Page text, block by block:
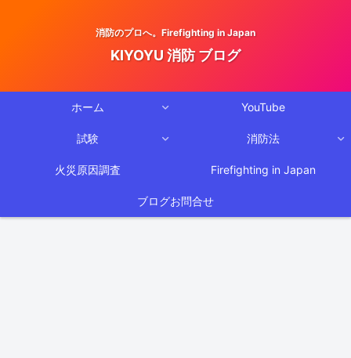
消防のプロへ。Firefighting in Japan
KIYOYU 消防 ブログ
ホーム YouTube
試験 消防法
火災原因調査 Firefighting in Japan
ブログお問合せ